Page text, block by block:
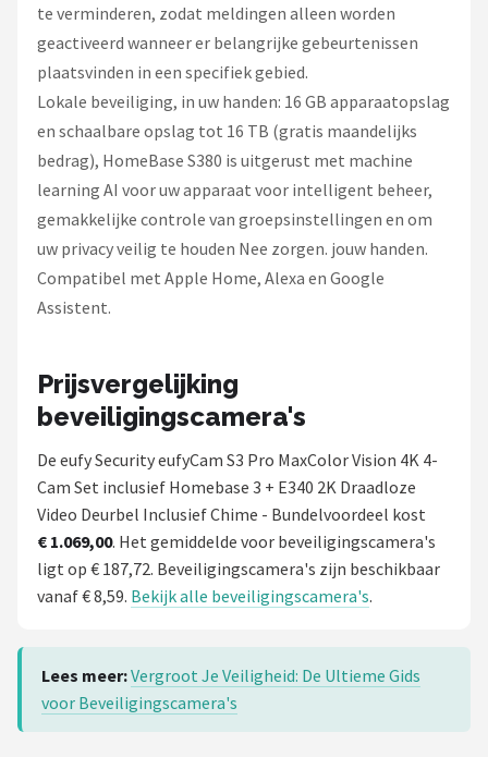
te verminderen, zodat meldingen alleen worden
geactiveerd wanneer er belangrijke gebeurtenissen
plaatsvinden in een specifiek gebied.
Lokale beveiliging, in uw handen: 16 GB apparaatopslag
en schaalbare opslag tot 16 TB (gratis maandelijks
bedrag), HomeBase S380 is uitgerust met machine
learning AI voor uw apparaat voor intelligent beheer,
gemakkelijke controle van groepsinstellingen en om
uw privacy veilig te houden Nee zorgen. jouw handen.
Compatibel met Apple Home, Alexa en Google
Assistent.
Prijsvergelijking
beveiligingscamera's
De eufy Security eufyCam S3 Pro MaxColor Vision 4K 4-
Cam Set inclusief Homebase 3 + E340 2K Draadloze
Video Deurbel Inclusief Chime - Bundelvoordeel kost
€ 1.069,00. Het gemiddelde voor beveiligingscamera's
ligt op € 187,72. Beveiligingscamera's zijn beschikbaar
vanaf € 8,59. Bekijk alle beveiligingscamera's.
Lees meer:Vergroot Je Veiligheid: De Ultieme Gids
voor Beveiligingscamera's